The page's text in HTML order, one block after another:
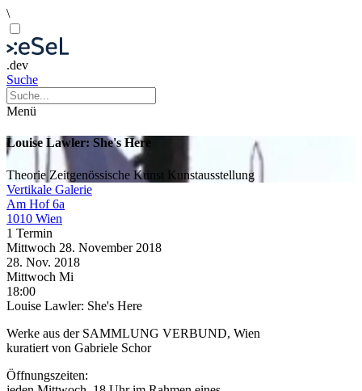
\
.dev
Suche
Menü
Louise Lawler: She's Here
TheorieZeitgenössische Kunst Kunstausstellung
Vertikale Galerie
Am Hof 6a
1010 Wien
1 Termin
Mittwoch 28. November 2018
28. Nov. 2018
Mittwoch Mi
18:00
Louise Lawler: She's Here
Werke aus der SAMMLUNG VERBUND, Wien
kuratiert von Gabriele Schor
Öffnungszeiten: